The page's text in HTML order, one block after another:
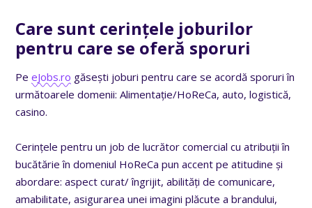
Care sunt cerințele joburilor
pentru care se oferă sporuri
PeeJobs.ro găsești joburi pentru care se acordă sporuri în
următoarele domenii: Alimentație/HoReCa, auto, logistică,
casino.
Cerințele pentru un job delucrător comercial cu atribuții în
bucătărie în domeniul HoReCa pun accent pe atitudine și
abordare: aspect curat/ îngrijit, abilități de comunicare,
amabilitate, asigurarea unei imagini plăcute a brandului,